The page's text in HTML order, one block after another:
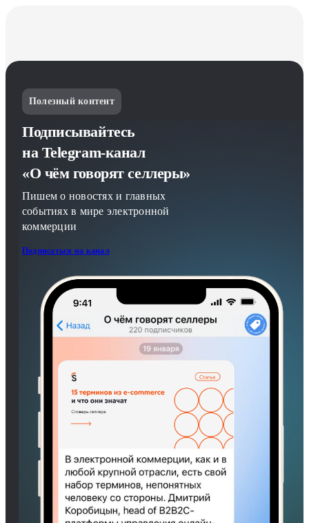
Полезный контент
Подписывайтесь
на Telegram-канал
«О чём говорят селлеры»
Пишем о новостях и главных
событиях в мире электронной
коммерции
Подписаться на канал